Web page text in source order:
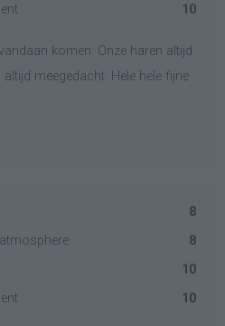
10
komen. Onze haren altijd
meegedacht. Hele hele fijne
8
8
10
10